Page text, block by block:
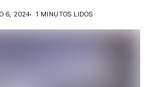
6, 2024
1 MINUTOS LIDOS